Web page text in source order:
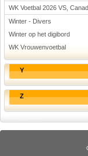
WK Voetbal 2026 VS,
Winter - Divers
Winter op het digibord
WK Vrouwenvoetbal
Y
Z